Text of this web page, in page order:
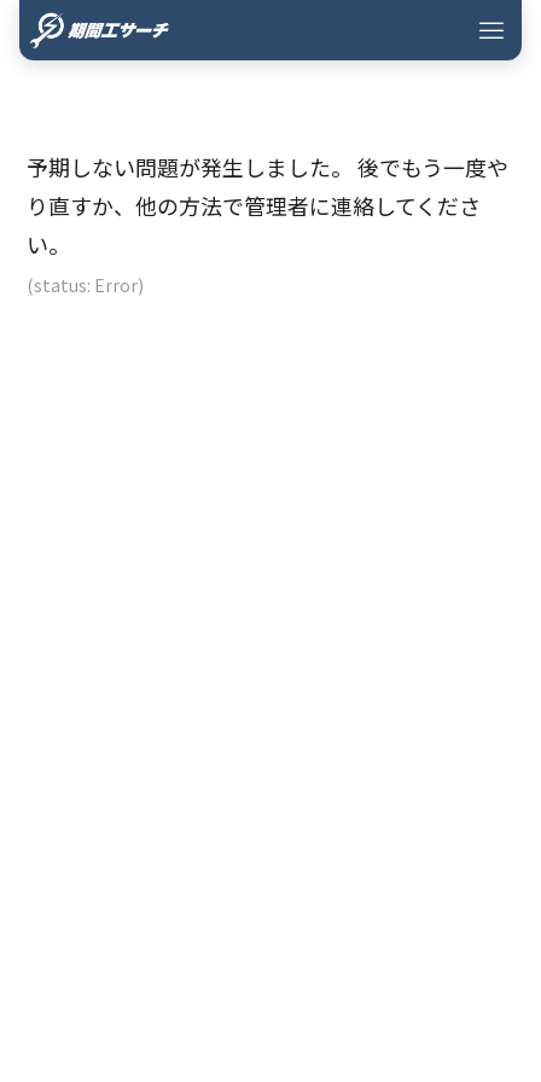
予期しない問題が発生しました。 後でもう一度や
り直すか、他の方法で管理者に連絡してくださ
い。
(status: Error)